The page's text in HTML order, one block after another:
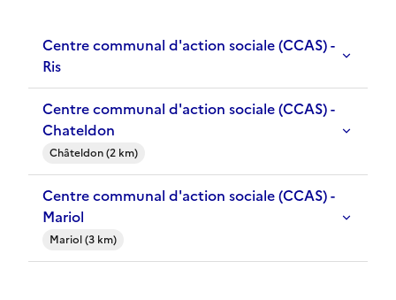
Centre communal d'action sociale (CCAS) -
Ris
Centre communal d'action sociale (CCAS) -
Chateldon
Châteldon (2 km)
Centre communal d'action sociale (CCAS) -
Mariol
Mariol (3 km)